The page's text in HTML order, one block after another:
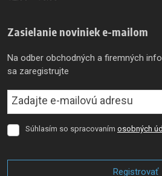
Zasielanie noviniek e-mailom
Na odber obchodných a firemných
sa zaregistrujte
Súhlasím
osobných
Súhlasím so spracovaním osobných
Registrovať